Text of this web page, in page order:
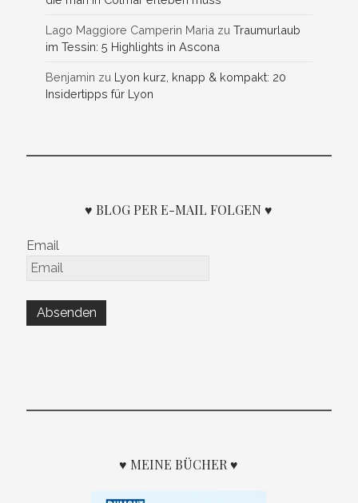
Lago Maggiore Camperin Maria zuTraumurlaub
im Tessin: 5 Highlights in Ascona
Benjamin zu Lyon kurz, knapp & kompakt: 20
Insidertipps für Lyon
♥ BLOG PER E-MAIL FOLGEN ♥
Email
♥ MEINE BÜCHER ♥